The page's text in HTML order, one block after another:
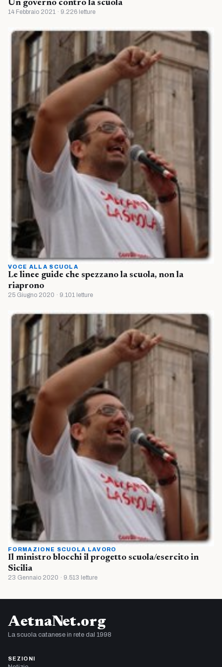
Un governo contro la scuola
14 Febbraio 2021 · 9.226 letture
VOCE ALLA SCUOLA
Le linee guide che spezzano la scuola, non la
riaprono
25 Giugno 2020 · 9.101 letture
FORMAZIONE SCUOLA LAVORO
Il ministro blocchi il progetto scuola/esercito in
Sicilia
23 Gennaio 2020 · 9.513 letture
AetnaNet.org
La scuola catanese in rete dal 1998
SEZIONI